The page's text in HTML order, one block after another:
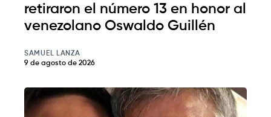
retiraron el número 13 en honor al
venezolano Oswaldo Guillén
SAMUEL LANZA
9 de agosto de 2026